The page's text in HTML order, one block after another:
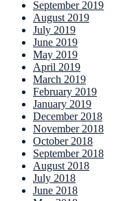
September 2019
August 2019
July 2019
June 2019
May 2019
April 2019
March 2019
February 2019
January 2019
December 2018
November 2018
October 2018
September 2018
August 2018
July 2018
June 2018